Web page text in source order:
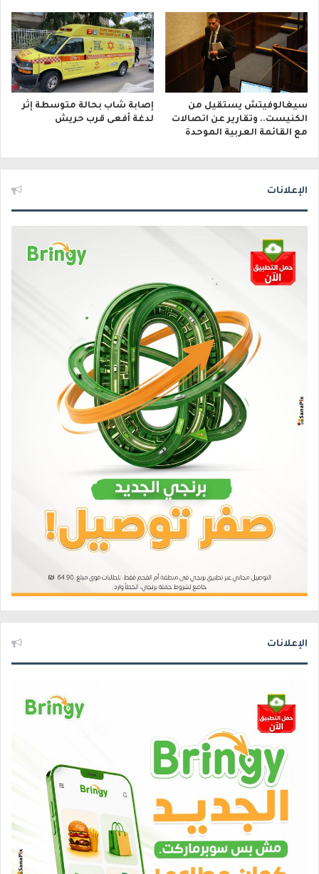
سيغالوفيتش يستقيل من
الكنيست.. وتقارير عن اتصالات
مع القائمة العربية الموحدة
إصابة شاب بحالة متوسطة إثر
لدغة أفعى قرب حريش
الإعلانات
الإعلانات